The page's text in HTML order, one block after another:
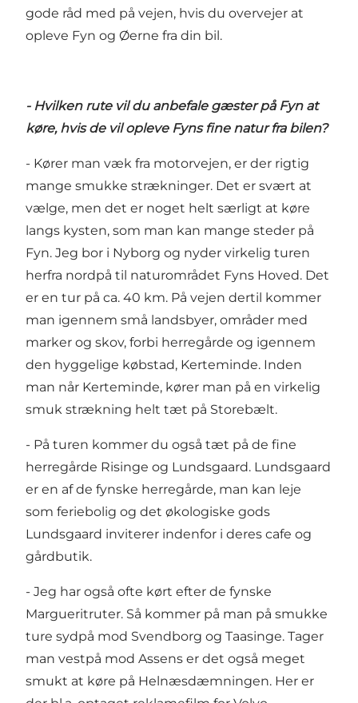
gode råd med på vejen, hvis du overvejer at
opleve Fyn og Øerne fra din bil.
-Hvilken rute vil du anbefale gæster på Fyn at
køre, hvis de vil opleve Fyns fine natur fra bilen?
- Kører man væk fra motorvejen, er der rigtig
mange smukke strækninger. Det er svært at
vælge, men det er noget helt særligt at køre
langs kysten, som man kan mange steder på
Fyn. Jeg bor i Nyborg og nyder virkelig turen
herfra nordpå til naturområdet Fyns Hoved. Det
er en tur på ca. 40 km. På vejen dertil kommer
man igennem små landsbyer, områder med
marker og skov, forbi herregårde og igennem
den hyggelige købstad, Kerteminde. Inden
man når Kerteminde, kører man på en virkelig
smuk strækning helt tæt på Storebælt.
- På turen kommer du også tæt på de fine
herregårde Risinge og Lundsgaard. Lundsgaard
er en af de fynske herregårde, man kan leje
som feriebolig og det økologiske gods
Lundsgaard inviterer indenfor i deres cafe og
gårdbutik.
- Jeg har også ofte kørt efter de fynske
Margueritruter. Så kommer på man på smukke
ture sydpå mod Svendborg og Taasinge. Tager
man vestpå mod Assens er det også meget
smukt at køre på Helnæsdæmningen. Her er